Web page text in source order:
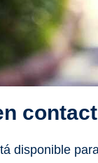
disponible